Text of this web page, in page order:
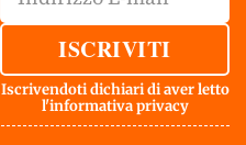
ISCRIVITI
Iscrivendoti dichiari di aver letto
l'informativa privacy